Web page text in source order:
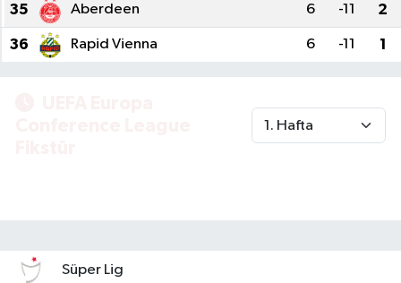
35 Aberdeen 6 -11 2
36 Rapid Vienna 6 -11 1
Süper Lig